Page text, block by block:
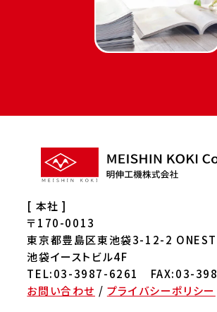
[ 本社 ]
〒170-0013
東京都豊島区東池袋3-12-2 ONEST
池袋イーストビル4F
TEL:03-3987-6261 FAX:03-
お問い合わせ / プライバシーポリシー